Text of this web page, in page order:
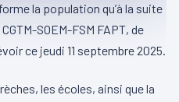
la population qu’à la suite
SOEM-FSM FAPT, de
ce jeudi 11 septembre 2025.
les écoles, ainsi que la